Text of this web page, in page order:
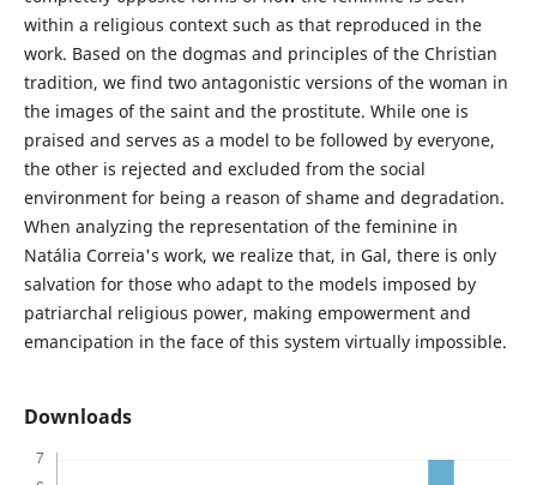
within a religious context such as that reproduced in the
work. Based on the dogmas and principles of the Christian
tradition, we find two antagonistic versions of the woman in
the images of the saint and the prostitute. While one is
praised and serves as a model to be followed by everyone,
the other is rejected and excluded from the social
environment for being a reason of shame and degradation.
When analyzing the representation of the feminine in
Natália Correia's work, we realize that, in Gal, there is only
salvation for those who adapt to the models imposed by
patriarchal religious power, making empowerment and
emancipation in the face of this system virtually impossible.
Downloads